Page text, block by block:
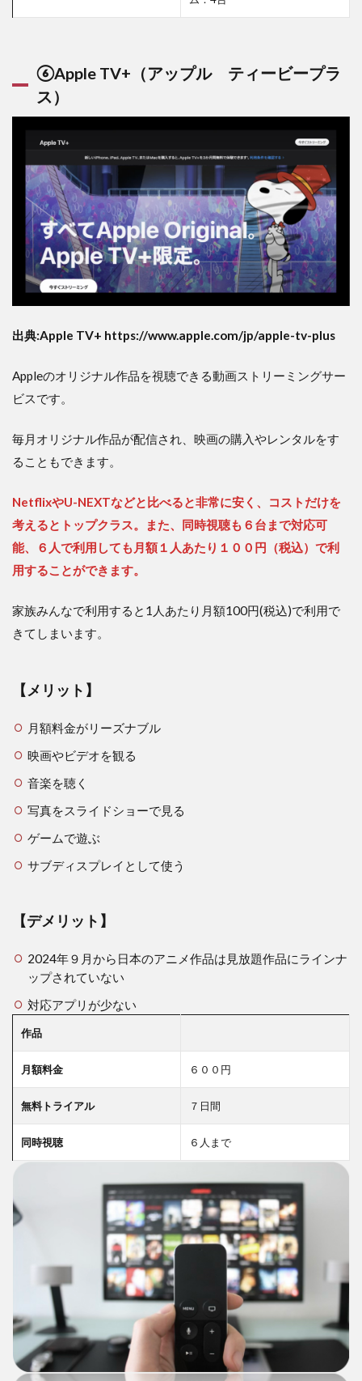
⑥Apple TV+（アップル ティービープラ
ス）
出典:Apple TV+ https://www.apple.com/jp/apple-tv-plus
Appleのオリジナル作品を視聴できる動画ストリーミングサー
ビスです。
毎月オリジナル作品が配信され、映画の購入やレンタルをす
ることもできます。
NetflixやU-NEXTなどと比べると非常に安く、コストだけを
考えるとトップクラス。また、同時視聴も６台まで対応可
能、６人で利用しても月額１人あたり１００円（税込）で利
用することができます。
家族みんなで利用すると1人あたり月額100円(税込)で利用で
きてしまいます。
【メリット】
月額料金がリーズナブル
映画やビデオを観る
音楽を聴く
写真をスライドショーで見る
ゲームで遊ぶ
サブディスプレイとして使う
【デメリット】
2024年９月から日本のアニメ作品は見放題作品にラインナ
ップされていない
対応アプリが少ない
作品
月額料金 ６００円
無料トライアル ７日間
同時視聴 ６人まで